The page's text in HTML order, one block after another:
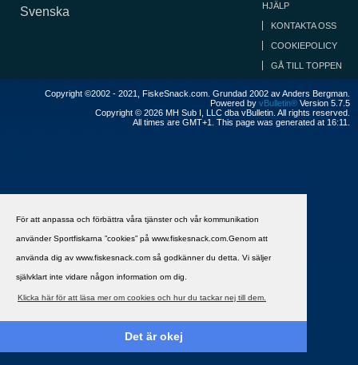
För att anpassa och förbättra våra tjänster och vår kommunikation
använder Sportfiskarna ”cookies” på www.fiskesnack.com.Genom att
använda dig av www.fiskesnack.com så godkänner du detta. Vi säljer
självklart inte vidare någon information om dig.
Klicka här för att läsa mer om cookies och hur du tackar nej till dem.
Det är okej
Svenska HJÄLP
KONTAKTA OSS
COOKIEPOLICY
GÅ TILL TOPPEN
Copyright ©2002 - 2021, FiskeSnack.com. Grundad 2002 av Anders Bergman.
Powered by vBulletin® Version 5.7.5
Copyright © 2026 MH Sub I, LLC dba vBulletin. All rights reserved.
All times are GMT+1. This page was generated at 16:11.